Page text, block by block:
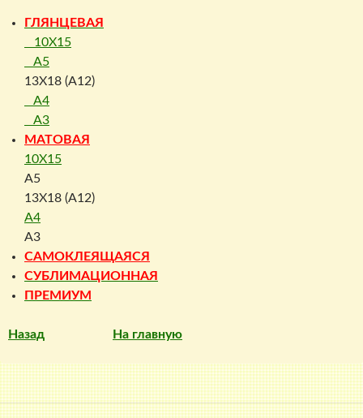
ГЛЯНЦЕВАЯ
10X15
A5
13X18 (A12)
A4
A3
МАТОВАЯ
10X15
A5
13X18 (A12)
A4
A3
САМОКЛЕЯЩАЯСЯ
СУБЛИМАЦИОННАЯ
ПРЕМИУМ
Назад На главную